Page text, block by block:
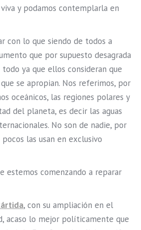
y podamos contemplarla en
con lo que siendo de todos a
que por supuesto desagrada
ya que ellos consideran que
se apropian. Nos referimos, por
oceánicos, las regiones polares y
del planeta, es decir las aguas
No son de nadie, por
las usan en exclusivo
estemos comenzando a reparar
, con su ampliación en el
acaso lo mejor políticamente que